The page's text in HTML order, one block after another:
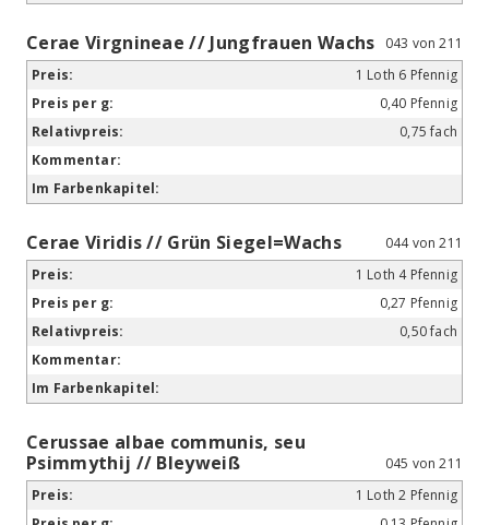
Cerae Virgnineae // Jungfrauen Wachs
043 von 211
1 Loth 6 Pfennig
0,40 Pfennig
0,75 fach
Cerae Viridis // Grün Siegel=Wachs
044 von 211
1 Loth 4 Pfennig
0,27 Pfennig
0,50 fach
Cerussae albae communis, seu
Psimmythij // Bleyweiß
045 von 211
1 Loth 2 Pfennig